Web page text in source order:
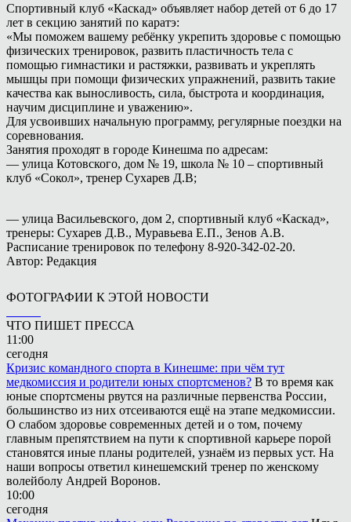
Спортивный клуб «Каскад» объявляет набор детей от 6 до 17
лет в секцию занятий по каратэ:
«Мы поможем вашему ребёнку укрепить здоровье с помощью
физических тренировок, развить пластичность тела с
помощью гимнастики и растяжки, развивать и укреплять
мышцы при помощи физических упражнений, развить такие
качества как выносливость, сила, быстрота и координация,
научим дисциплине и уважению».
Для усвоивших начальную программу, регулярные поездки на
соревнования.
Занятия проходят в городе Кинешма по адресам:
— улица Котовского, дом № 19, школа № 10 – спортивный
клуб «Сокол», тренер Сухарев Д.В;
— улица Васильевского, дом 2, спортивный клуб «Каскад»,
тренеры: Сухарев Д.В., Муравьева Е.П., Зенов А.В.
Расписание тренировок по телефону 8-920-342-02-20.
Автор: Редакция
ФОТОГРАФИИ К ЭТОЙ НОВОСТИ
ЧТО ПИШЕТ ПРЕССА
11:00
сегодня
Кризис командного спорта в Кинешме: при чём тут
медкомиссия и родители юных спортсменов? В то время как
юные спортсмены рвутся на различные первенства России,
большинство из них отсеиваются ещё на этапе медкомиссии.
О слабом здоровье современных детей и о том, почему
главным препятствием на пути к спортивной карьере порой
становятся иные планы родителей, узнаём из первых уст. На
наши вопросы ответил кинешемский тренер по женскому
волейболу Андрей Воронов.
10:00
сегодня